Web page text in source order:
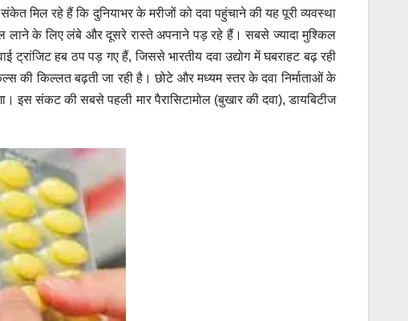
मिल रहे हैं कि दुनियाभर के मरीजों को दवा पहुंचाने की यह पूरी व्यवस्था
लाने के लिए लंबे और दूसरे रास्ते अपनाने पड़ रहे हैं। सबसे ज्यादा मुश्किल
हब ठप पड़ गए हैं, जिससे भारतीय दवा उद्योग में घबराहट बढ़ रही
की किल्लत बढ़ती जा रही है। छोटे और मध्यम स्तर के दवा निर्माताओं के
इस संकट की सबसे पहली मार पैरासिटामोल (बुखार की दवा), डायबिटीज